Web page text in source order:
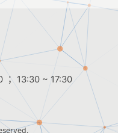
； 13:30 ~ 17:30